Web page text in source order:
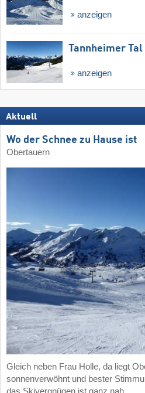
anzeigen
Tannheimer Tal
anzeigen
Aktuell
Wo der Schnee zu Hause ist
Obertauern
Gleich neben Frau Holle, da liegt
sonnenverwöhnt und bester